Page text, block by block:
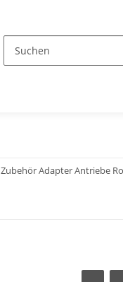
Zubehör Adapter Antriebe